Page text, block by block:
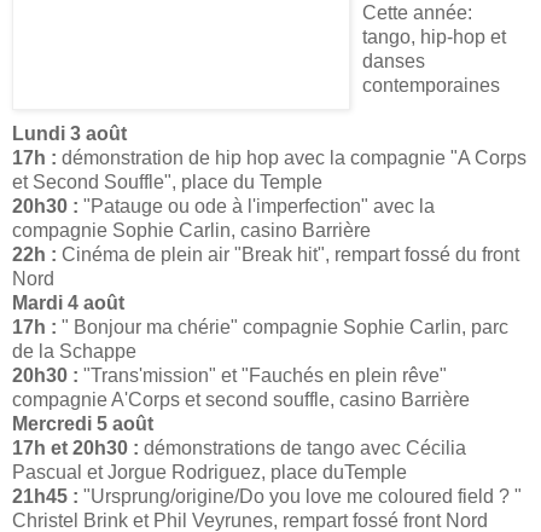
Cette année:
tango, hip-hop et
danses
contemporaines
Lundi 3 août
17h : démonstration de hip hop avec la compagnie "A Corps
et Second Souffle", place du Temple
20h30 : "Patauge ou ode à l'imperfection" avec la
compagnie Sophie Carlin, casino Barrière
22h : Cinéma de plein air "Break hit", rempart fossé du front
Nord
Mardi 4 août
17h : " Bonjour ma chérie" compagnie Sophie Carlin, parc
de la Schappe
20h30 : "Trans'mission" et "Fauchés en plein rêve"
compagnie A'Corps et second souffle, casino Barrière
Mercredi 5 août
17h et 20h30 : démonstrations de tango avec Cécilia
Pascual et Jorgue Rodriguez, place duTemple
21h45 : "Ursprung/origine/Do you love me coloured field ? "
Christel Brink et Phil Veyrunes, rempart fossé front Nord